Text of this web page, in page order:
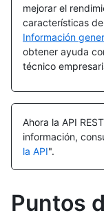
mejorar el
características
Información
obtener ayuda
técnico
Ahora la API
información,
la API".
Puntos